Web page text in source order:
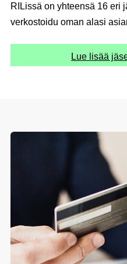
RILissä on yhteensä 16 eri
verkostoidu oman alasi
Lue lisää